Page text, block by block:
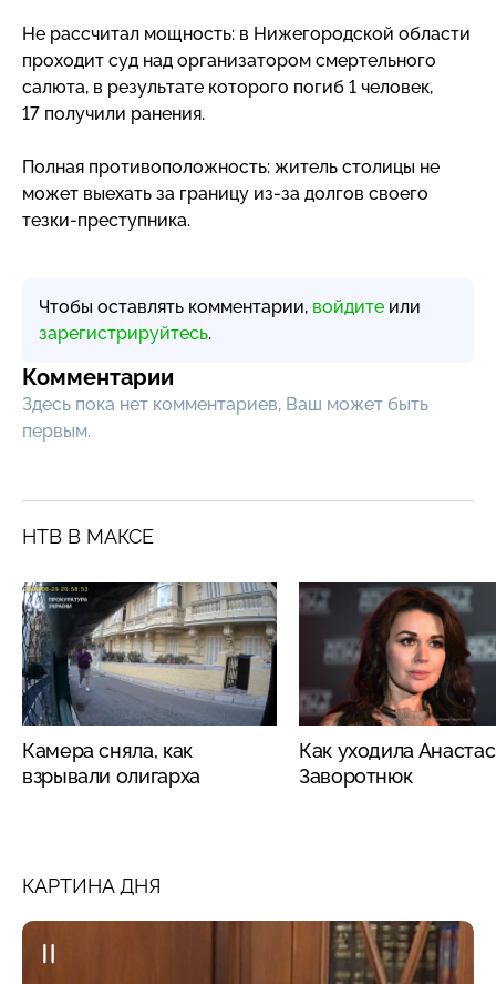
Не рассчитал мощность: в Нижегородской области
проходит суд над организатором смертельного
салюта, в результате которого погиб 1 человек,
17 получили ранения.
Полная противоположность: житель столицы не
может выехать за границу из-за долгов своего
тезки-преступника.
Чтобы оставлять комментарии, войдите или
зарегистрируйтесь.
Комментарии
Здесь пока нет комментариев, Ваш может быть
первым.
НТВ В МАКСЕ
Камера сняла, как
взрывали олигарха
Как уходила
Заворотнюк
КАРТИНА ДНЯ